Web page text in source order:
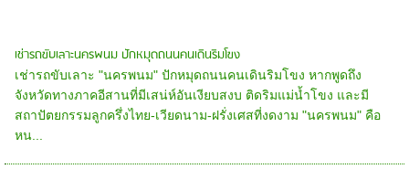
เช่ารถขับเลาะนครพนม ปักหมุดถนนคนเดินริมโขง
เช่ารถขับเลาะ "นครพนม" ปักหมุดถนนคนเดินริมโขง หากพูดถึง
จังหวัดทางภาคอีสานที่มีเสน่ห์อันเงียบสงบ ติดริมแม่น้ำโขง และมี
สถาปัตยกรรมลูกครึ่งไทย-เวียดนาม-ฝรั่งเศสที่งดงาม "นครพนม" คือ
หน...